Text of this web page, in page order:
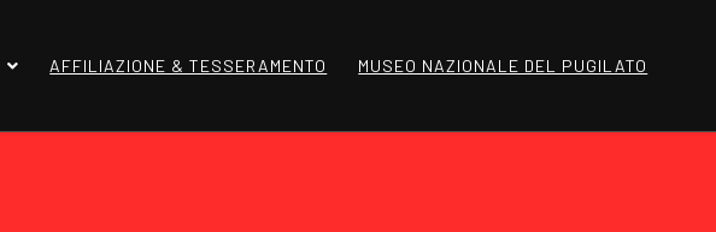
AFFILIAZIONE & TESSERAMENTO MUSEO NAZIONALE DEL PUGILATO